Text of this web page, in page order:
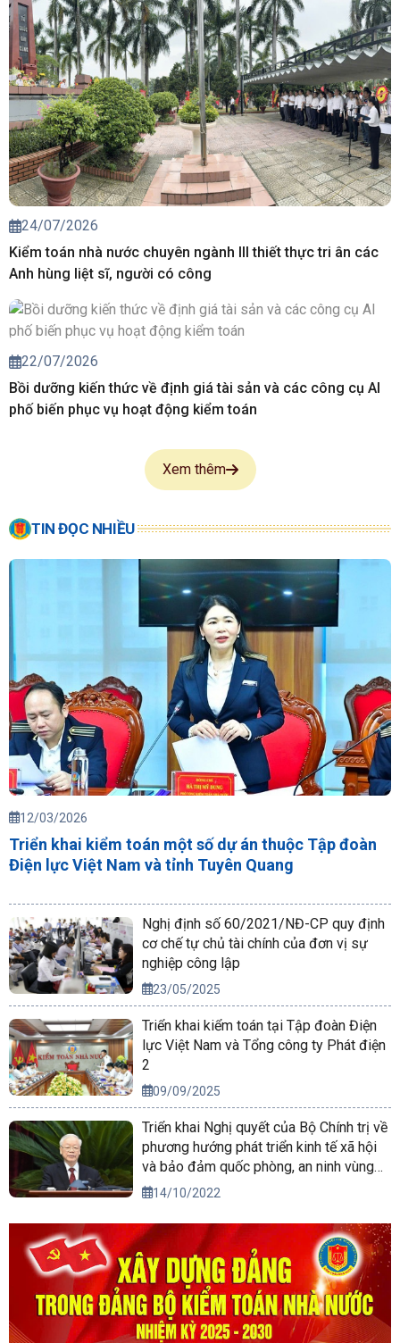
24/07/2026
Kiểm toán nhà nước chuyên ngành III thiết thực tri ân các
Anh hùng liệt sĩ, người có công
22/07/2026
Bồi dưỡng kiến thức về định giá tài sản và các công cụ AI
phố biến phục vụ hoạt động kiểm toán
Xem thêm
TIN ĐỌC NHIỀU
12/03/2026
Triển khai kiểm toán một số dự án thuộc Tập đoàn
Điện lực Việt Nam và tỉnh Tuyên Quang
Nghị định số 60/2021/NĐ-CP quy định
cơ chế tự chủ tài chính của đơn vị sự
nghiệp công lập
23/05/2025
Triển khai kiểm toán tại Tập đoàn Điện
lực Việt Nam và Tổng công ty Phát điện
2
09/09/2025
Triển khai Nghị quyết của Bộ Chính trị về
phương hướng phát triển kinh tế xã hội
và bảo đảm quốc phòng, an ninh vùng
Tây Nguyên đến năm 2030, tầm nhìn
14/10/2022